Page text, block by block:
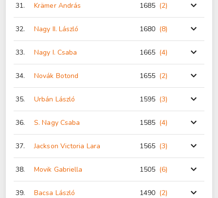
31. Krämer András 1685 (2)
32. Nagy II. László 1680 (8)
33. Nagy I. Csaba 1665 (4)
34. Novák Botond 1655 (2)
35. Urbán László 1595 (3)
36. S. Nagy Csaba 1585 (4)
37. Jackson Victoria Lara 1565 (3)
38. Movik Gabriella 1505 (6)
39. Bacsa László 1490 (2)